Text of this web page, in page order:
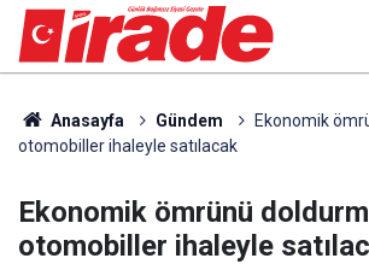
Anasayfa Gündem
Ekonomik
otomobiller ihaleyle satılacak
Ekonomik ömrünü
otomobiller ihaleyle